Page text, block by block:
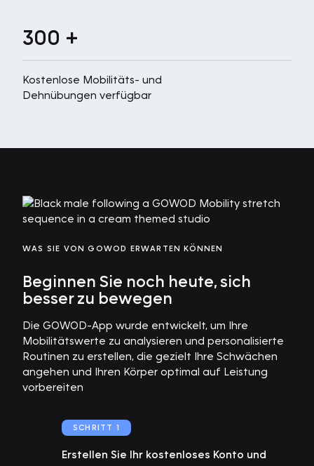
300 +
Kostenlose Mobilitäts- und
Dehnübungen verfügbar
WAS SIE VON GOWOD ERWARTEN KÖNNEN
Beginnen Sie noch heute, sich
besser zu bewegen
Die GOWOD-App wurde entwickelt, um Ihre
Mobilitätswerte zu analysieren und personalisierte
Routinen zu erstellen, die gezielt Ihre Schwächen
angehen und Ihren Körper optimal auf Leistung
vorbereiten
SCHRITT 1
Erstellen Sie Ihr kostenloses Konto und